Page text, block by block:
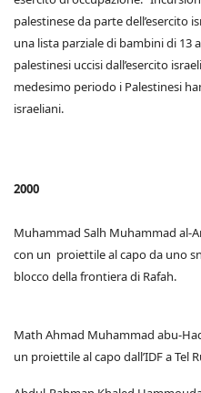
palestinese da parte dell’esercito
una lista parziale di bambini di 13
palestinesi uccisi dall’esercito
medesimo periodo i Palestinesi
israeliani.
2000
Muhammad Salh Muhammad al-
con un proiettile al capo da uno
blocco della frontiera di Rafah.
Math Ahmad Muhammad abu-
un proiettile al capo dall’IDF a Tel